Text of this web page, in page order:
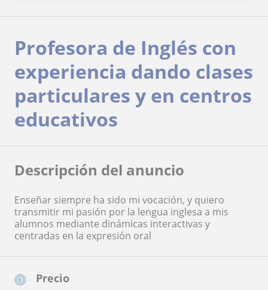
Precio
Profesora de Inglés con
experiencia dando clases
particulares y en centros
educativos
Descripción del anuncio
Enseñar siempre ha sido mi vocación, y quiero
transmitir mi pasión por la lengua inglesa a mis
alumnos mediante dinámicas interactivas y
centradas en la expresión oral